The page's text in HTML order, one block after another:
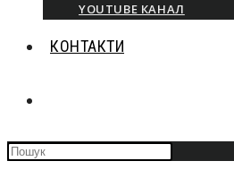
YOUTUBE КАНАЛ
КОНТАКТИ
Press
Escape